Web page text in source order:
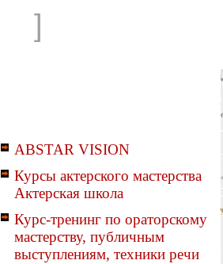
]
ABSTAR VISION
Курсы актерского мастерства
Актерская школа
Курс-тренинг по ораторскому
мастерству, публичным
выступлениям, техники речи